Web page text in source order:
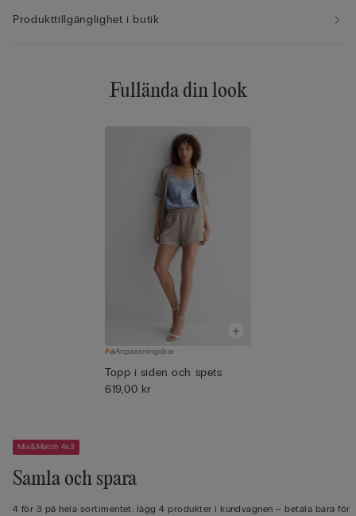
Produkttillgänglighet i butik
Fullända din look
Anpassningsbar
Topp i siden och spets
619,00 kr
Mix&Match 4x3
Samla och spara
4 för 3 på hela sortimentet: lägg 4 produkter i kundvagnen – betala bara för